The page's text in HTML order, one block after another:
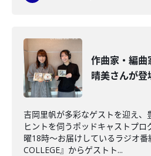
作曲家・編曲
晴美さんが登
吉岡里帆が多彩なゲストを迎え、
ヒントを伺うポッドキャストプロ
曜18時～お届けしているラジオ番
COLLEGE』からゲストト...